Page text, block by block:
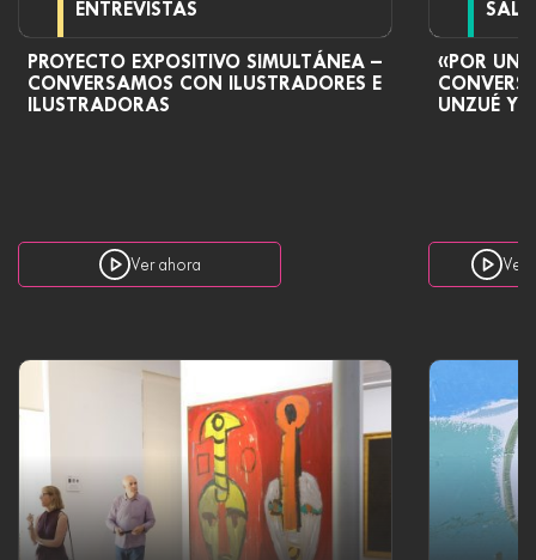
ENTREVISTAS
PROYECTO EXPOSITIVO SIMULTÁNEA –
CONVERSAMOS CON ILUSTRADORES E
ILUSTRADORAS
Ver ahora
«POR
UNZUÉ Y
Ver